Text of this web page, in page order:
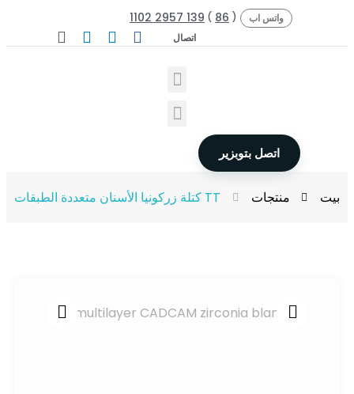
واتس اب (
86
)
139 2957 1102
اتصال
اتصل بتوبزير
بيت منتجات TT كتلة زركونيا الأسنان متعددة الطبقات